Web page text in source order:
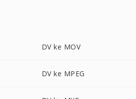
DV ke MOV
DV ke MPEG